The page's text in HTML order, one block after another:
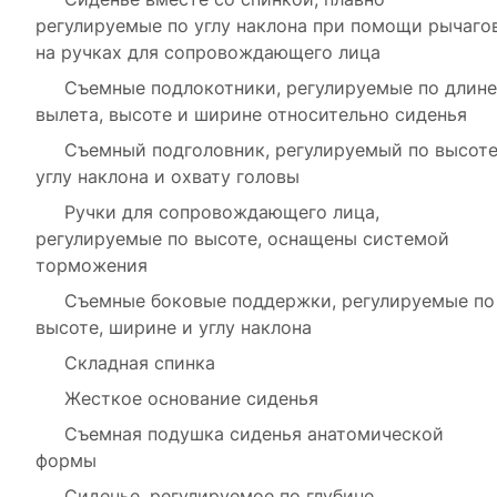
регулируемые по углу наклона при помощи
на ручках для сопровождающего лица
Съемные подлокотники, регулируемые по длине
вылета, высоте и ширине относительно сиденья
Съемный подголовник, регулируемый по
углу наклона и охвату головы
Ручки для сопровождающего лица,
регулируемые по высоте, оснащены системой
торможения
Съемные боковые поддержки, регулируемые по
высоте, ширине и углу наклона
Складная спинка
Жесткое основание сиденья
Съемная подушка сиденья анатомической
формы